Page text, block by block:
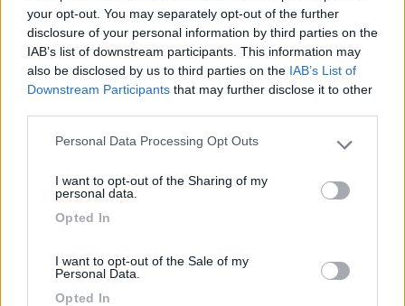
your opt-out. You may separately opt-out of the further
disclosure of your personal information by third parties on the
IAB’s list of downstream participants. This information may
also be disclosed by us to third parties on the IAB’s List of
Downstream Participants that may further disclose it to other
Please note that this website/app uses one or more Google
not limited to your visit or usage behaviour. You may click to
grant or deny consent to Google and its third-party tags to
use your data for below specified purposes in below Google
Personal Data Processing Opt Outs
I want to opt-out of the Sharing of my
personal data.
Opted In
I want to opt-out of the Sale of my
Personal Data.
Opted In
Nel cuore delle Alpi di Berchtesgaden, a 600 m dal
centro...
Konigsseer Str.70